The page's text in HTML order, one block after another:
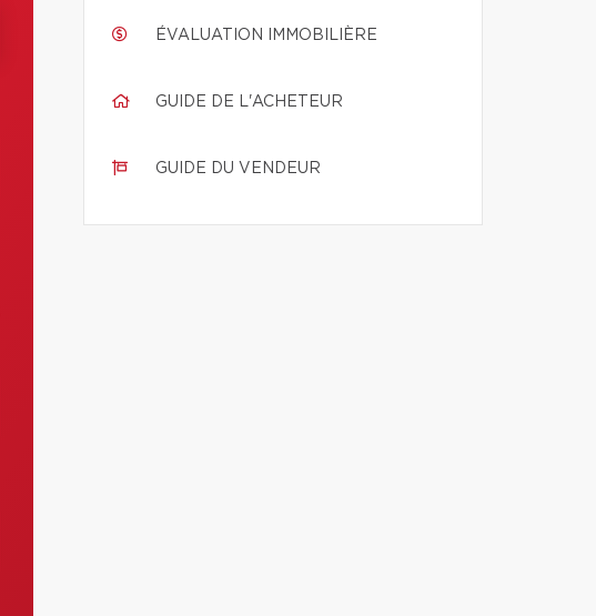
ÉVALUATION IMMOBILIÈRE
GUIDE DE L'ACHETEUR
GUIDE DU VENDEUR